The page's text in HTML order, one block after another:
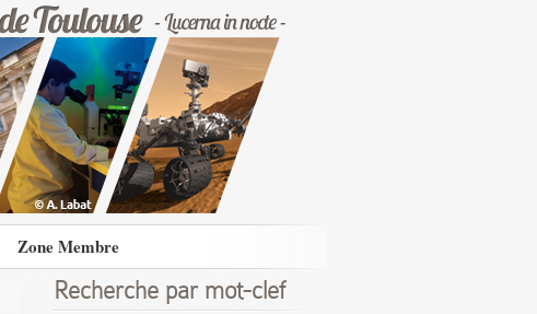
Zone Membre
Recherche par mot-clef